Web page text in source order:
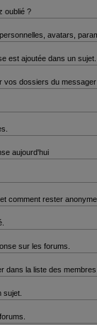
oublié ?
avatars,
est ajoutée dans un sujet.
vos dossiers du
aujourd'hui
comment rester
sur les forums.
dans la liste des
sujet.